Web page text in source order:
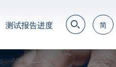
简
繁
测试报告进度